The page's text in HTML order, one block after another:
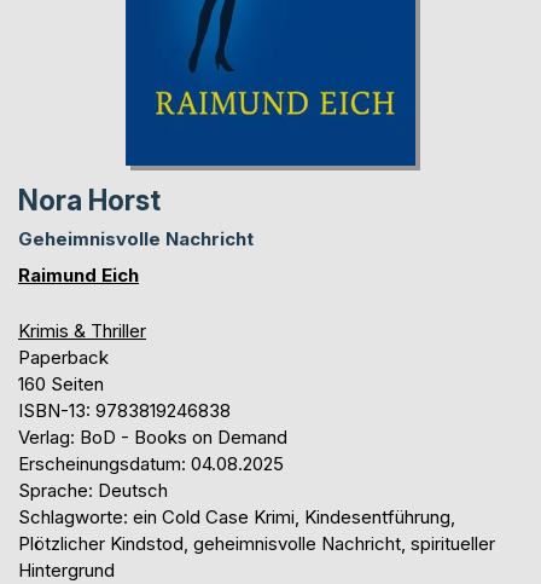
Nora Horst
Geheimnisvolle Nachricht
Raimund Eich
Krimis & Thriller
Paperback
160 Seiten
ISBN-13: 9783819246838
Verlag: BoD - Books on Demand
Erscheinungsdatum: 04.08.2025
Sprache: Deutsch
Schlagworte: ein Cold Case Krimi, Kindesentführung,
Plötzlicher Kindstod, geheimnisvolle Nachricht, spiritueller
Hintergrund